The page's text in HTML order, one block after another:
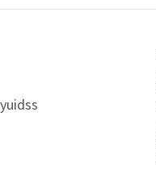
yuidss